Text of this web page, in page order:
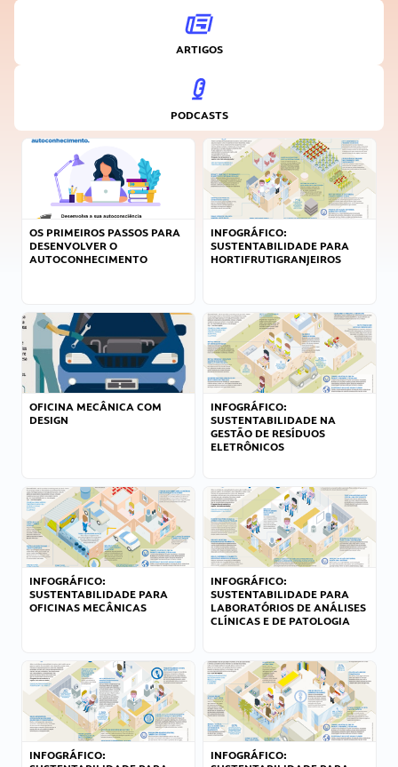
ARTIGOS
PODCASTS
OS PRIMEIROS PASSOS PARA
DESENVOLVER O
AUTOCONHECIMENTO
INFOGRÁFICO:
SUSTENTABILIDADE PARA
HORTIFRUTIGRANJEIROS
OFICINA MECÂNICA COM
DESIGN
INFOGRÁFICO:
SUSTENTABILIDADE NA
GESTÃO DE RESÍDUOS
ELETRÔNICOS
INFOGRÁFICO:
SUSTENTABILIDADE PARA
OFICINAS MECÂNICAS
INFOGRÁFICO:
SUSTENTABILIDADE PARA
LABORATÓRIOS DE ANÁLISES
CLÍNICAS E DE PATOLOGIA
INFOGRÁFICO:
INFOGRÁFICO: